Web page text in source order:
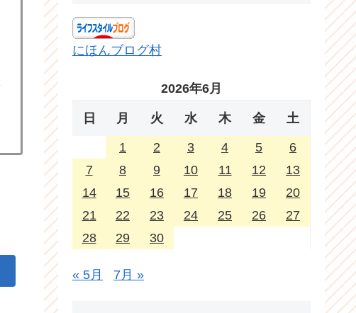
にほんブログ村
2026年6月
日 月 火 水 木 金 土
1 2 3 4 5
6
7
8 9 10 11 12
13
14
15 16 17 18 19
20
21
22 23 24 25 26
27
28
29 30
« 5月 7月 »